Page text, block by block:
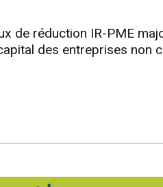
de réduction IR-PME
des entreprises non